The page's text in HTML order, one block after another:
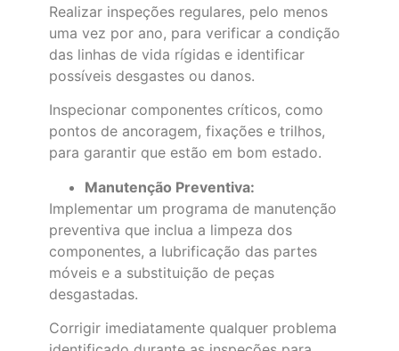
Realizar inspeções regulares, pelo menos
uma vez por ano, para verificar a condição
das linhas de vida rígidas e identificar
possíveis desgastes ou danos.
Inspecionar componentes críticos, como
pontos de ancoragem, fixações e trilhos,
para garantir que estão em bom estado.
Manutenção Preventiva:
Implementar um programa de manutenção
preventiva que inclua a limpeza dos
componentes, a lubrificação das partes
móveis e a substituição de peças
desgastadas.
Corrigir imediatamente qualquer problema